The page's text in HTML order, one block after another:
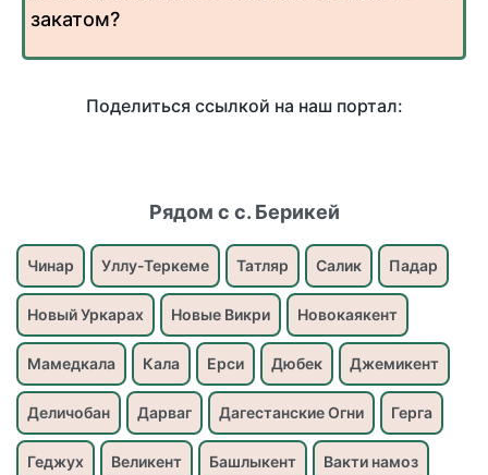
закатом?
Поделиться ссылкой на наш портал:
Рядом с с. Берикей
Чинар Уллу-Теркеме Татляр Салик Падар
Новый Уркарах Новые Викри Новокаякент
Мамедкала Кала Ерси Дюбек Джемикент
Деличобан Дарваг Дагестанские Огни Герга
Геджух Великент Башлыкент Вакти намоз